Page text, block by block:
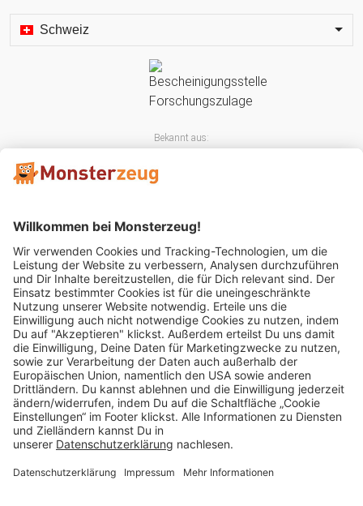
Schweiz
Bekannt aus:
Mitglied im:
Impressum AGB Widerrufsbelehrung